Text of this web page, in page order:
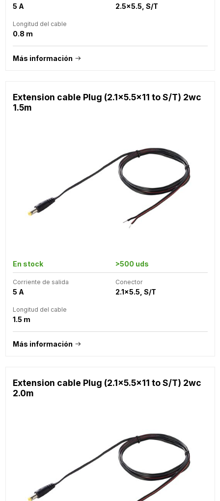
5 A 2.5x5.5, S/T
Longitud del cable
0.8 m
Más información
Extension cable Plug (2.1x5.5x11 to S/T) 2wc
1.5m
En stock >500 uds
Corriente de salida
5 A
Conector
2.1x5.5, S/T
Longitud del cable
1.5 m
Más información
Extension cable Plug (2.1x5.5x11 to S/T) 2wc
2.0m